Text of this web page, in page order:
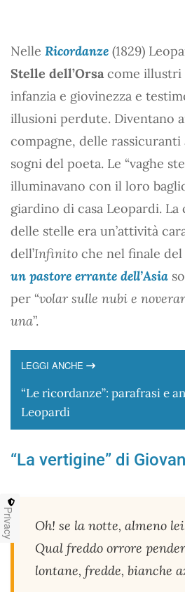
Nelle Ricordanze (1829)
Stelle dell’Orsa come illustri
infanzia e giovinezza e
illusioni perdute. Diventano
compagne, delle
sogni del poeta. Le “vaghe
illuminavano con il loro
giardino di casa Leopardi.
delle stelle era un’attività
dell’Infinito che nel finale del
un pastore errante dell’Asia
per “volar sulle nubi e
una”.
LEGGI ANCHE
“Le ricordanze”: parafrasi e
Leopardi
“La vertigine” di
Oh! se la notte, almeno
Qual freddo orrore
lontane, fredde, bianche
Privacy